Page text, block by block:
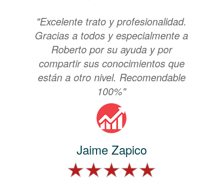
"Excelente trato y profesionalidad.
Gracias a todos y especialmente a
Roberto por su ayuda y por
compartir sus conocimientos que
están a otro nivel. Recomendable
100%"
Jaime Zapico